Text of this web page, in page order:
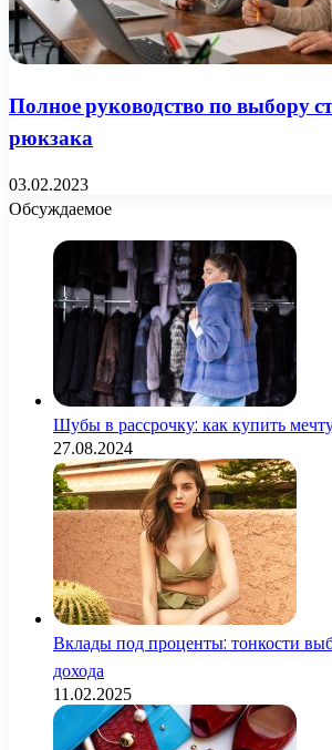
Полное руководство по выбору
рюкзака
03.02.2023
Обсуждаемое
Шубы в рассрочку: как купить
27.08.2024
Вклады под проценты: тонкости
дохода
11.02.2025